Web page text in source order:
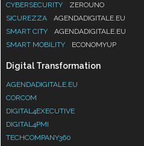
CYBERSECURITY
ZEROUNO
SICUREZZA
AGENDADIGITALE.EU
SMART CITY
AGENDADIGITALE.EU
SMART MOBILITY
ECONOMYUP
Digital Transformation
AGENDADIGITALE.EU
CORCOM
DIGITAL4EXECUTIVE
DIGITAL4PMI
TECHCOMPANY360